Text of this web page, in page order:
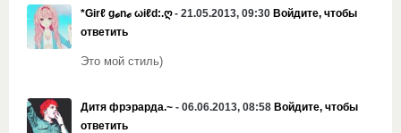
*Girℓ gℴnℯ ωiℓd:.ღ- 21.05.2013, 09:30 Войдите, чтобы
ответить
Это мой стиль)
Дитя фрэрарда.~ - 06.06.2013, 08:58 Войдите, чтобы
ответить